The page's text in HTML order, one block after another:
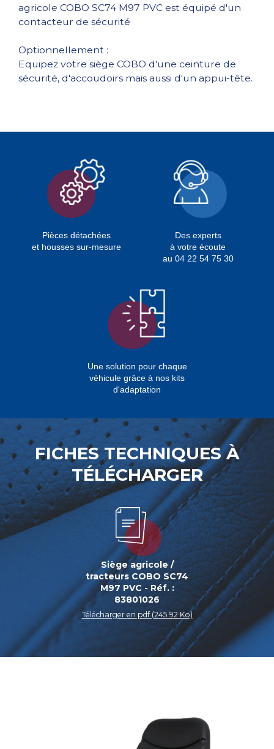
agricole COBO SC74 M97 PVC est équipé d'un
contacteur de sécurité
Optionnellement :
Equipez votre siège COBO d'une ceinture de
sécurité, d'accoudoirs mais aussi d'un appui-tête.
Pièces détachées
et housses sur-mesure
Des experts
à votre écoute
au 04 22 54 75 30
Une solution pour chaque
véhicule grâce à nos kits
d'adaptation
FICHES TECHNIQUES À
TÉLÉCHARGER
Siège agricole /
tracteurs COBO SC74
M97 PVC - Réf. :
83801026
Télécharger en pdf (245.92 Ko)